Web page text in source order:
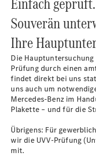
Junge
Junge
Sterne
Benz
Online
Store
Souverän
Ihre
Die Hauptuntersuchung
Prüfung durch einen
findet direkt bei uns
uns auch um
Mercedes-Benz im
Plakette – und für die
Übrigens: Für
wir die UVV-Prüfung
mit.